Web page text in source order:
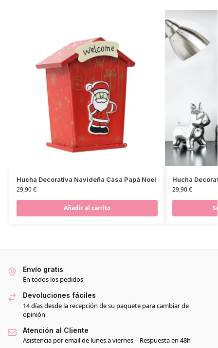
Hucha Decorativa Navideña Casa Papá Noel
29,90€
Añadir al carrito
Hucha
29,90€
Envío gratis
En todos los pedidos
Devoluciones fáciles
14 días desde la recepción de su paquete para cambiar de
opinión
Atención al Cliente
Asistencia por email de lunes a viernes – Respuesta en 48h